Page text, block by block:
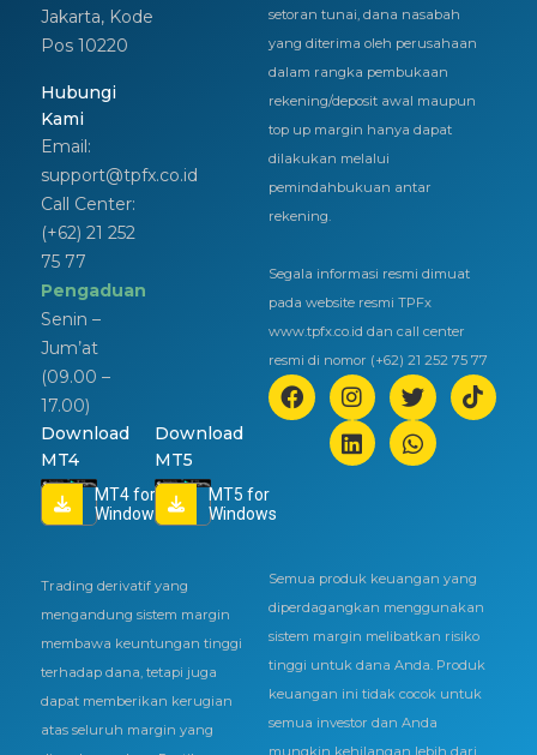
Jakarta, Kode
Pos 10220
Hubungi
Kami
Email:
support@tpfx.co.id
Call Center:
(+62) 21 252
75 77
Pengaduan
Senin –
Jum’at
(09.00 –
17.00)
Download
MT4
MT4 for
Windows
Download
MT5
MT5 for
Windows
setoran tunai, dana nasabah
yang diterima oleh perusahaan
dalam rangka pembukaan
rekening/deposit awal maupun
top up margin hanya dapat
dilakukan melalui
pemindahbukuan antar
rekening.
Segala informasi resmi dimuat
pada website resmi TPFx
www.tpfx.co.id dan call center
resmi di nomor (+62) 21 252 75 77
Trading derivatif yang
mengandung sistem margin
membawa keuntungan tinggi
terhadap dana, tetapi juga
dapat memberikan kerugian
atas seluruh margin yang
Semua produk keuangan yang
diperdagangkan menggunakan
sistem margin melibatkan risiko
tinggi untuk dana Anda. Produk
keuangan ini tidak cocok untuk
semua investor dan Anda
mungkin kehilangan lebih dari